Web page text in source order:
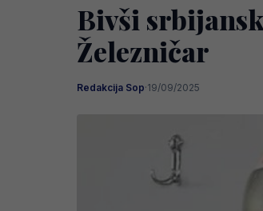
Bivši
Železničar
Redakcija Sop·19/09/2025